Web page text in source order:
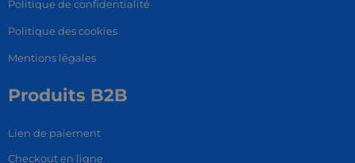
Politique de confidentialité
Politique des cookies
Mentions légales
Produits B2B
Lien de paiement
Checkout en ligne